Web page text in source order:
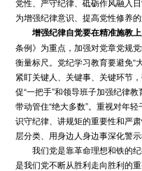
党性、严守纪律、砥砺作风融入
为增强纪律意识、提高党性修养的
增强纪律自觉要在精准施教上
条例》为重点，加强对党章党规
衡量标尺。党纪学习教育要避免“
紧盯关键人、关键事、关键环节
促“一把手”和领导班子加强纪律
带动管住“绝大多数”。重视对年
识守纪律、讲规矩的重要性和严
层分类、用身边人身边事深化警
我们党是靠革命理想和铁的
是我们党不断从胜利走向胜利的